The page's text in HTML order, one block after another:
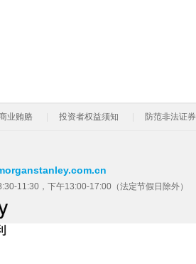
业贿赂 投资者权益须知 防范非法证
11:30，下午13:00-17:00（法定节假日除外）